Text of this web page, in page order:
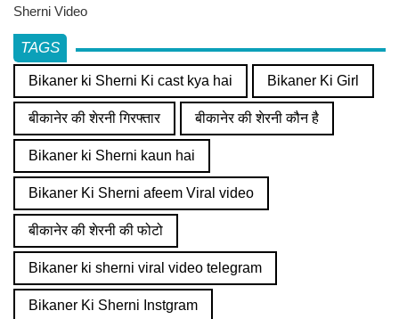
Sherni Video
TAGS
Bikaner ki Sherni Ki cast kya hai Bikaner Ki Girl
बीकानेर की शेरनी गिरफ्तार बीकानेर की शेरनी कौन है
Bikaner ki Sherni kaun hai
Bikaner Ki Sherni afeem Viral video
बीकानेर की शेरनी की फोटो
Bikaner ki sherni viral video telegram
Bikaner Ki Sherni Instgram